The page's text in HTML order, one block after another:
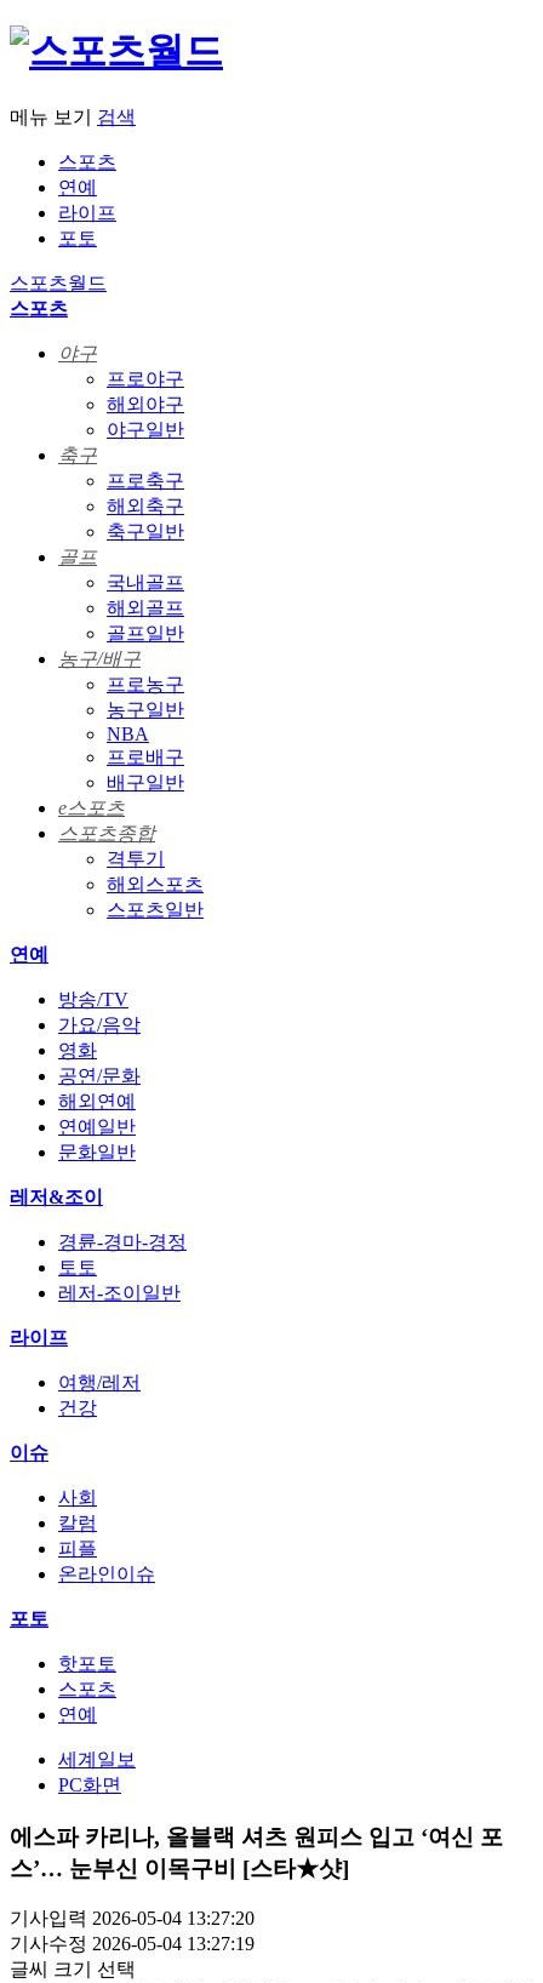
메뉴 보기 검색
스포츠
연예
라이프
포토
스포츠월드
스포츠
야구
프로야구
해외야구
야구일반
축구
프로축구
해외축구
축구일반
골프
국내골프
해외골프
골프일반
농구/배구
프로농구
농구일반
NBA
프로배구
배구일반
e스포츠
스포츠종합
격투기
해외스포츠
스포츠일반
연예
방송/TV
가요/음악
영화
공연/문화
해외연예
연예일반
문화일반
레저&조이
경륜-경마-경정
토토
레저-조이일반
라이프
여행/레저
건강
이슈
사회
칼럼
피플
온라인이슈
포토
핫포토
스포츠
연예
세계일보
PC화면
에스파 카리나, 올블랙 셔츠 원피스 입고 ‘여신 포
스’… 눈부신 이목구비 [스타★샷]
기사입력 2026-05-04 13:27:20
기사수정 2026-05-04 13:27:19
글씨 크기 선택